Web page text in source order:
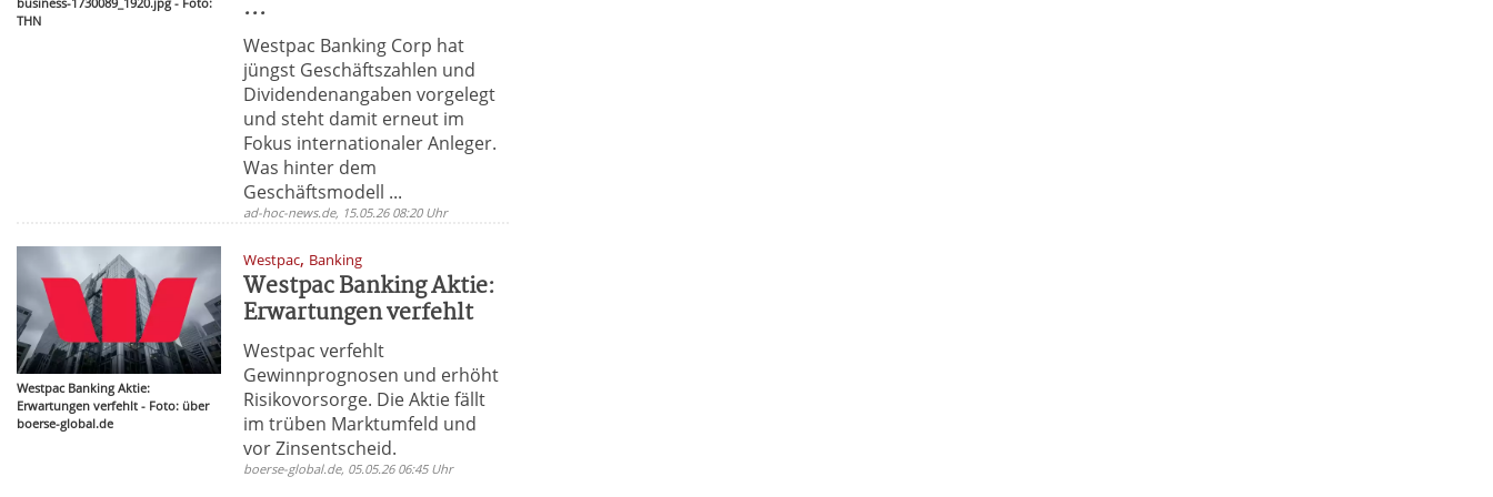
THN
...
Westpac Banking Corp hat
jüngst Geschäftszahlen und
Dividendenangaben vorgelegt
und steht damit erneut im
Fokus internationaler Anleger.
Was hinter dem
Geschäftsmodell ...
ad-hoc-news.de, 15.05.26 08:20 Uhr
Westpac Banking Aktie:
Erwartungen verfehlt - Foto: über
boerse-global.de
Westpac, Banking
Westpac Banking Aktie:
Erwartungen verfehlt
Westpac verfehlt
Gewinnprognosen und erhöht
Risikovorsorge. Die Aktie fällt
im trüben Marktumfeld und
vor Zinsentscheid.
boerse-global.de, 05.05.26 06:45 Uhr